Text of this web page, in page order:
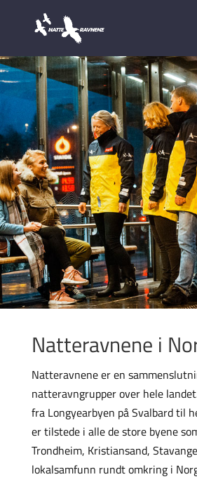
Natteravnene i
Natteravnene er en
natteravngrupper over hele
fra Longyearbyen på Svalbard til
er tilstede i alle de store byene
Trondheim, Kristiansand,
lokalsamfunn rundt omkring i